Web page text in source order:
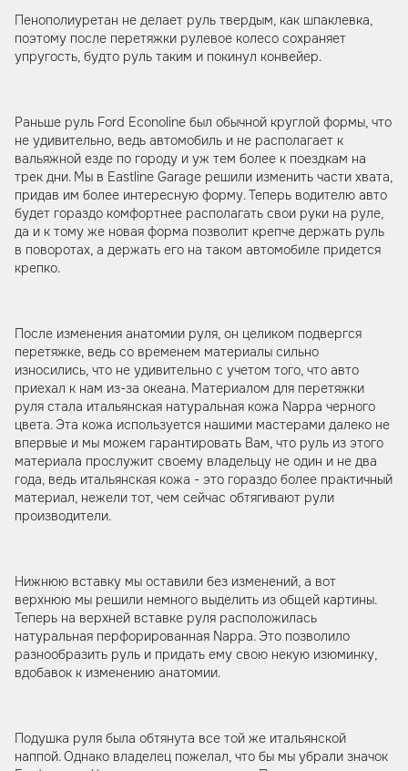
Пенополиуретан не делает руль твердым, как шпаклевка,
поэтому после перетяжки рулевое колесо сохраняет
упругость, будто руль таким и покинул конвейер.
Раньше руль Ford Econoline был обычной круглой формы, что
не удивительно, ведь автомобиль и не располагает к
вальяжной езде по городу и уж тем более к поездкам на
трек дни. Мы в Eastline Garage решили изменить части хвата,
придав им более интересную форму. Теперь водителю авто
будет гораздо комфортнее располагать свои руки на руле,
да и к тому же новая форма позволит крепче держать руль
в поворотах, а держать его на таком автомобиле придется
крепко.
После изменения анатомии руля, он целиком подвергся
перетяжке, ведь со временем материалы сильно
износились, что не удивительно с учетом того, что авто
приехал к нам из-за океана. Материалом для перетяжки
руля стала итальянская натуральная кожа Nappa черного
цвета. Эта кожа используется нашими мастерами далеко не
впервые и мы можем гарантировать Вам, что руль из этого
материала прослужит своему владельцу не один и не два
года, ведь итальянская кожа - это гораздо более практичный
материал, нежели тот, чем сейчас обтягивают рули
производители.
Нижнюю вставку мы оставили без изменений, а вот
верхнюю мы решили немного выделить из общей картины.
Теперь на верхней вставке руля расположилась
натуральная перфорированная Nappa. Это позволило
разнообразить руль и придать ему свою некую изюминку,
вдобавок к изменению анатомии.
Подушка руля была обтянута все той же итальянской
наппой. Однако владелец пожелал, что бы мы убрали значок